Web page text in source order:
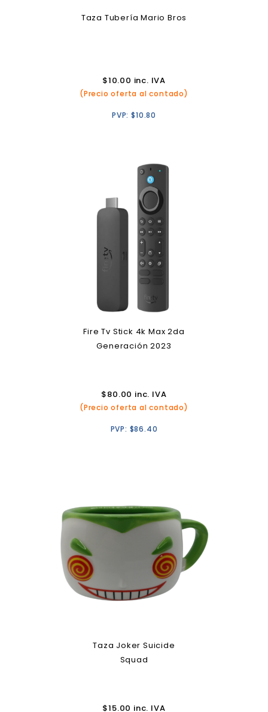
Taza Tubería Mario Bros
$10.00 inc. IVA
(Precio oferta al contado)
PVP:$10.80
Fire Tv Stick 4k Max 2da
Generación 2023
$80.00 inc. IVA
(Precio oferta al contado)
PVP: $86.40
Taza Joker Suicide
Squad
$15.00 inc. IVA